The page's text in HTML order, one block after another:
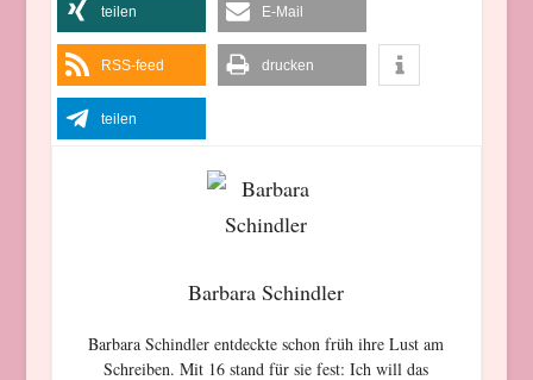
teilen E-Mail
RSS-feed drucken
teilen
Barbara Schindler
Barbara Schindler entdeckte schon früh ihre Lust am
Schreiben. Mit 16 stand für sie fest: Ich will das